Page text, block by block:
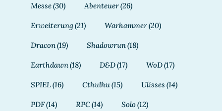
Messe(30) Abenteuer(26)
Erweiterung (21) Warhammer(20)
Dracon(19) Shadowrun(18)
Earthdawn(18) D&D(17) WoD(17)
SPIEL(16) Cthulhu(15) Ulisses (14)
PDF(14) RPC(14) Solo(12)